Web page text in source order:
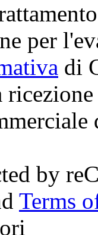
per
di
by
Terms